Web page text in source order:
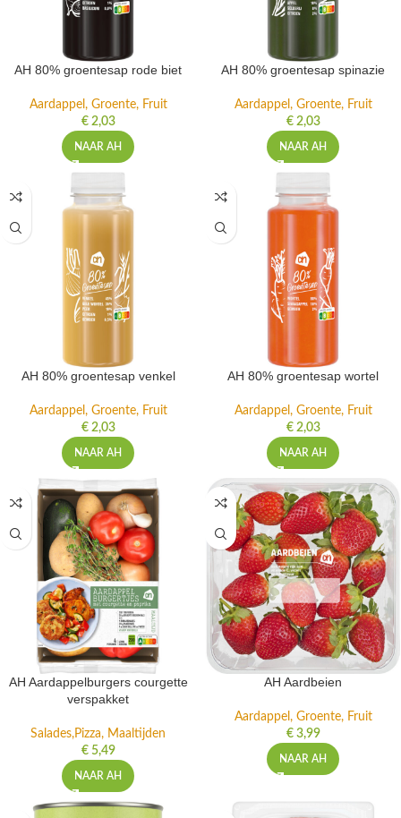
AH 80% groentesap rode biet
Aardappel, Groente, Fruit
€2,03
NAAR AH
AH 80% groentesap spinazie
Aardappel, Groente, Fruit
€2,03
NAAR AH
AH 80% groentesap venkel
Aardappel, Groente, Fruit
€2,03
NAAR AH
AH 80% groentesap wortel
Aardappel, Groente, Fruit
€2,03
NAAR AH
AH Aardappelburgers courgette
verspakket
Salades,Pizza, Maaltijden
€5,49
NAAR AH
AH Aardbeien
Aardappel, Groente, Fruit
€3,99
NAAR AH